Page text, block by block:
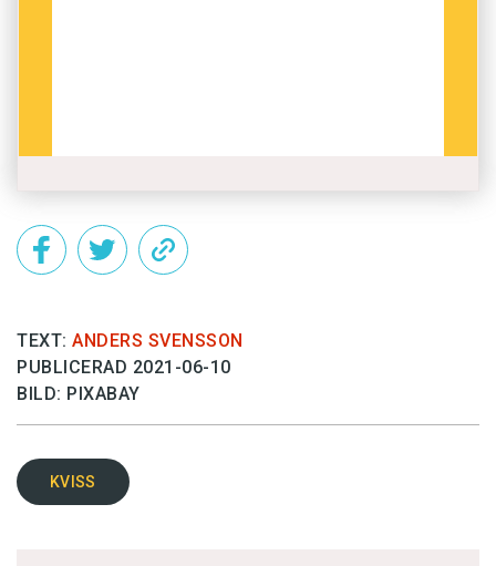
TEXT: ANDERS SVENSSON
PUBLICERAD 2021-06-10
BILD: PIXABAY
KVISS